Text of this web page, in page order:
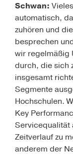
Schwan:
automatisch,
zuhören und
besprechen
wir regelmäßig
durch, die sich
insgesamt
Segmente
Hochschulen.
Key
Servicequalität
Zeitverlauf zu
anderem der